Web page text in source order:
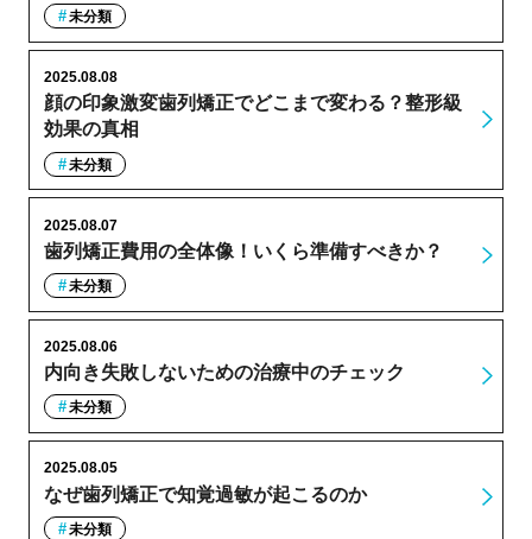
未分類
顔の印象激変歯列矯正でどこまで変わる？整形級
効果の真相
2025.08.08
未分類
歯列矯正費用の全体像！いくら準備すべきか？
2025.08.07
未分類
内向き失敗しないための治療中のチェック
2025.08.06
未分類
なぜ歯列矯正で知覚過敏が起こるのか
2025.08.05
未分類